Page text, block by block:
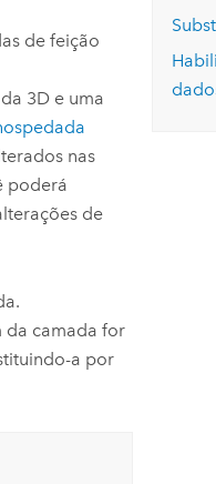
Explore o
Leia a história
de feição
3D e uma
nas
poderá
de
da camada for
a por